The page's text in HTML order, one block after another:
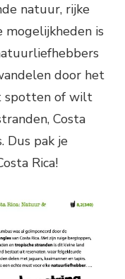
natuur, rijke
is
door het
spotten of wilt
Costa
Dus pak je
Rica!